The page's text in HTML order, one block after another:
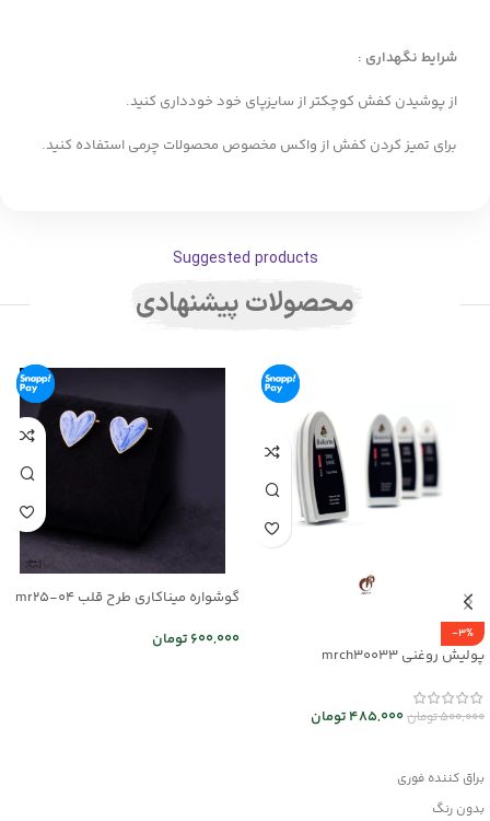
شرایط نگهداری :
از پوشیدن کفش کوچکتر از سایزپای خود خودداری کنید.
برای تمیز کردن کفش از واکس مخصوص محصولات چرمی استفاده کنید.
Suggested products
محصولات پیشنهادی
-3%
پولیش روغنی mrch30033
500,000تومان485,000تومان
براق کننده فوری
بدون رنگ
گوشواره میناکاری طرح قلب mr25-04
600,000 تومان